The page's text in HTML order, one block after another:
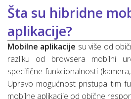
Šta su hibridne
aplikacije?
Mobilne aplikacije su više od
razliku od browsera mobilni
specifične funkcionalnosti
Upravo mogućnost pristupa tim
mobilne aplikacije od obične